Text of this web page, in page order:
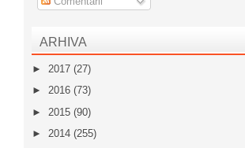
ARHIVA
► 2017 (27)
► 2016 (73)
► 2015 (90)
► 2014 (255)